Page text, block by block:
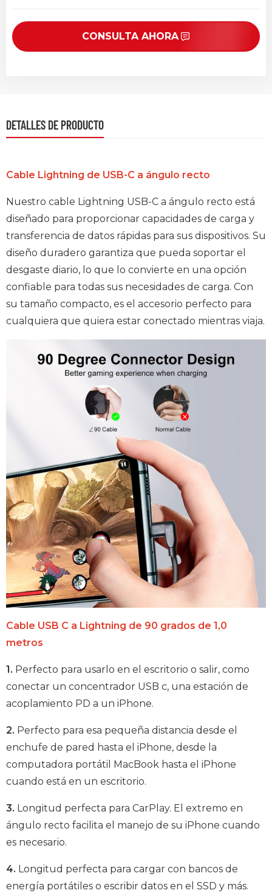
CONSULTA AHORA
DETALLES DE PRODUCTO
Cable Lightning de USB-C a ángulo recto
Nuestro cable Lightning USB-C a ángulo recto está
diseñado para proporcionar capacidades de carga y
transferencia de datos rápidas para sus dispositivos. Su
diseño duradero garantiza que pueda soportar el
desgaste diario, lo que lo convierte en una opción
confiable para todas sus necesidades de carga. Con
su tamaño compacto, es el accesorio perfecto para
cualquiera que quiera estar conectado mientras viaja.
Cable USB C a Lightning de 90 grados de 1,0
metros
1. Perfecto para usarlo en el escritorio o salir, como
conectar un concentrador USB c, una estación de
acoplamiento PD a un iPhone.
2. Perfecto para esa pequeña distancia desde el
enchufe de pared hasta el iPhone, desde la
computadora portátil MacBook hasta el iPhone
cuando está en un escritorio.
3. Longitud perfecta para CarPlay. El extremo en
ángulo recto facilita el manejo de su iPhone cuando
es necesario.
4. Longitud perfecta para cargar con bancos de
energía portátiles o escribir datos en el SSD y más.